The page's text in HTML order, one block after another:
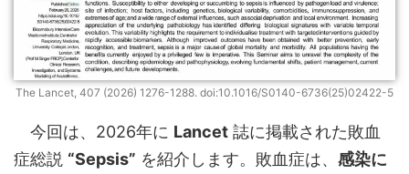
The Lancet, 407 (2026) 1276-1288. doi:10.1016/S0140-6736(25)02422-5
今回は、2026年に Lancet 誌に掲載された敗血
症総説 “Sepsis” を紹介します。敗血症は、 感染に